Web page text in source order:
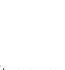
تعتمد نتائج السطح على السبيكة، وجودة الصب، وتحديد الوجه المرئي، والمعالجة المسبقة، وسمك الطلاء، وتحمل اللون، وحماية التعبئة بعد الإنهاء.